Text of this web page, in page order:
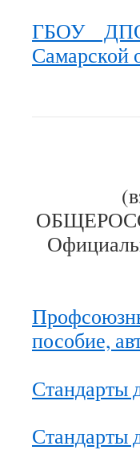
ГБОУ
Самарской
пособие,
Стандарты
Стандарты